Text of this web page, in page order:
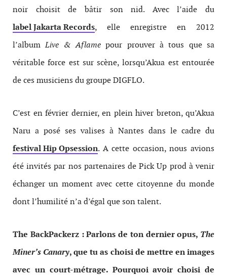
noir choisit de bâtir son nid. Avec l’aide du
label Jakarta Records, elle enregistre en 2012
l’albumLive & Aflame pour prouver à tous que sa
véritable force est sur scène, lorsqu’Akua est entourée
de ces musiciens du groupe DIGFLO.
C’est en février dernier, en plein hiver breton, qu’Akua
Naru a posé ses valises à Nantes dans le cadre du
festival Hip Opsession. A cette occasion, nous avions
été invités par nos partenaires de Pick Up prod à venir
échanger un moment avec cette citoyenne du monde
dont l’humilité n’a d’égal que son talent.
The BackPackerz : Parlons de ton dernier opus, The
Miner’s Canary, que tu as choisi de mettre en images
avec un court-métrage. Pourquoi avoir choisi de